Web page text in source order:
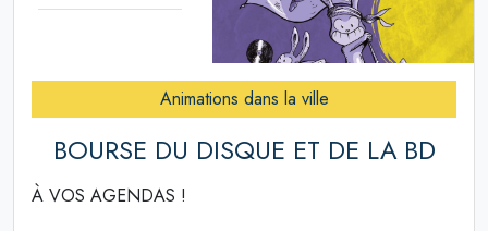
Animations dans la ville
BOURSE DU DISQUE ET DE LA BD
À VOS AGENDAS !